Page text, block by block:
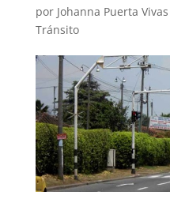
por Johanna Puerta Vivas
Tránsito